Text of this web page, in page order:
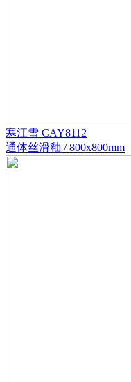
寒江雪 CAY8112
通体丝滑釉 / 800x800mm